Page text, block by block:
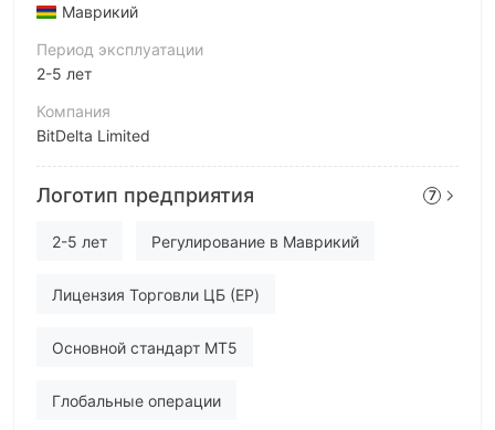
Маврикий
Период эксплуатации
2-5 лет
Компания
BitDelta Limited
Аббревиатура
BitDelta Pro
Сотрудник компании
Логотип предприятия 7
2-5 лет Регулирование в Маврикий
Лицензия Торговли ЦБ (EP)
Основной стандарт MT5
Глобальные операции